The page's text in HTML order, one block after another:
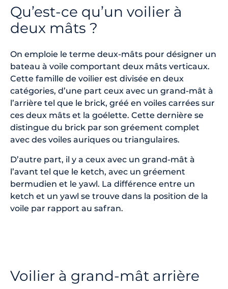
Qu’est-ce qu’un voilier à
deux mâts ?
On emploie le terme deux-mâts pour désigner un
bateau à voile comportant deux mâts verticaux.
Cette famille de voilier est divisée en deux
catégories, d’une part ceux avec un grand-mât à
l’arrière tel que le brick, gréé en voiles carrées sur
ces deux mâts et la goélette. Cette dernière se
distingue du brick par son gréement complet
avec des voiles auriques ou triangulaires.
D’autre part, il y a ceux avec un grand-mât à
l’avant tel que le ketch, avec un gréement
bermudien et le yawl. La différence entre un
ketch et un yawl se trouve dans la position de la
voile par rapport au safran.
Voilier à grand-mât arrière